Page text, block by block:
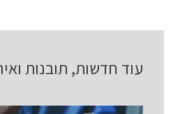
עוד חדשות, תובנות